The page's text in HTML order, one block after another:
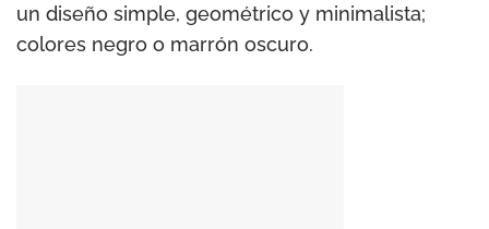
un diseño simple, geométrico y minimalista;
colores negro o marrón oscuro.